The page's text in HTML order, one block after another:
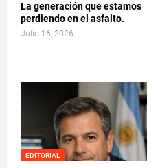
La generación que estamos
perdiendo en el asfalto.
Julio 16, 2026
EDITORIAL